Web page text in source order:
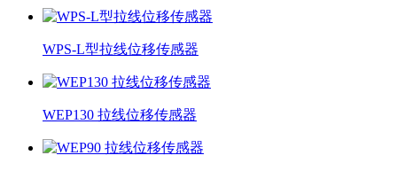
WPS-L型拉线位移传感器
WEP130 拉线位移传感器